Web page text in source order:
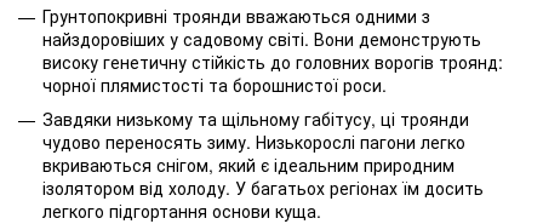
Грунтопокривні троянди вважаються одними з
найздоровіших у садовому світі. Вони демонструють
високу генетичну стійкість до головних ворогів троянд:
чорної плямистості та борошнистої роси.
Завдяки низькому та щільному габітусу, ці троянди
чудово переносять зиму. Низькорослі пагони легко
вкриваються снігом, який є ідеальним природним
ізолятором від холоду. У багатьох регіонах їм досить
легкого підгортання основи куща.